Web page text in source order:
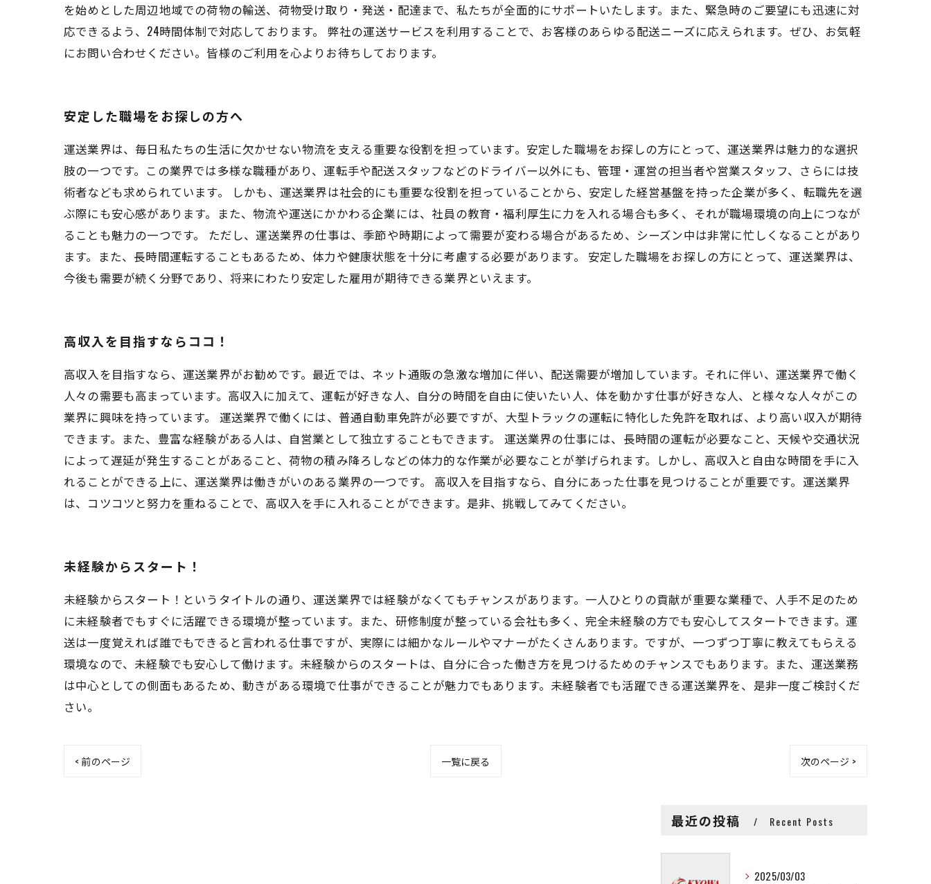
を始めとした周辺地域での荷物の輸送、荷物受け取り・発送・配達まで、私たちが全面的にサポートいたします。また、緊急時のご要望にも迅速に対
応できるよう、24時間体制で対応しております。 弊社の運送サービスを利用することで、お客様のあらゆる配送ニーズに応えられます。ぜひ、お気軽
にお問い合わせください。皆様のご利用を心よりお待ちしております。
安定した職場をお探しの方へ
運送業界は、毎日私たちの生活に欠かせない物流を支える重要な役割を担っています。安定した職場をお探しの方にとって、運送業界は魅力的な選択
肢の一つです。この業界では多様な職種があり、運転手や配送スタッフなどのドライバー以外にも、管理・運営の担当者や営業スタッフ、さらには技
術者なども求められています。 しかも、運送業界は社会的にも重要な役割を担っていることから、安定した経営基盤を持った企業が多く、転職先を選
ぶ際にも安心感があります。また、物流や運送にかかわる企業には、社員の教育・福利厚生に力を入れる場合も多く、それが職場環境の向上につなが
ることも魅力の一つです。 ただし、運送業界の仕事は、季節や時期によって需要が変わる場合があるため、シーズン中は非常に忙しくなることがあり
ます。また、長時間運転することもあるため、体力や健康状態を十分に考慮する必要があります。 安定した職場をお探しの方にとって、運送業界は、
今後も需要が続く分野であり、将来にわたり安定した雇用が期待できる業界といえます。
高収入を目指すならココ！
高収入を目指すなら、運送業界がお勧めです。最近では、ネット通販の急激な増加に伴い、配送需要が増加しています。それに伴い、運送業界で働く
人々の需要も高まっています。高収入に加えて、運転が好きな人、自分の時間を自由に使いたい人、体を動かす仕事が好きな人、と様々な人々がこの
業界に興味を持っています。 運送業界で働くには、普通自動車免許が必要ですが、大型トラックの運転に特化した免許を取れば、より高い収入が期待
できます。また、豊富な経験がある人は、自営業として独立することもできます。 運送業界の仕事には、長時間の運転が必要なこと、天候や交通状況
によって遅延が発生することがあること、荷物の積み降ろしなどの体力的な作業が必要なことが挙げられます。しかし、高収入と自由な時間を手に入
れることができる上に、運送業界は働きがいのある業界の一つです。 高収入を目指すなら、自分にあった仕事を見つけることが重要です。運送業界
は、コツコツと努力を重ねることで、高収入を手に入れることができます。是非、挑戦してみてください。
未経験からスタート！
未経験からスタート！というタイトルの通り、運送業界では経験がなくてもチャンスがあります。一人ひとりの貢献が重要な業種で、人手不足のため
に未経験者でもすぐに活躍できる環境が整っています。また、研修制度が整っている会社も多く、完全未経験の方でも安心してスタートできます。運
送は一度覚えれば誰でもできると言われる仕事ですが、実際には細かなルールやマナーがたくさんあります。ですが、一つずつ丁寧に教えてもらえる
環境なので、未経験でも安心して働けます。未経験からのスタートは、自分に合った働き方を見つけるためのチャンスでもあります。また、運送業務
は中心としての側面もあるため、動きがある環境で仕事ができることが魅力でもあります。未経験者でも活躍できる運送業界を、是非一度ご検討くだ
さい。
< 前のページ 一覧に戻る 次のページ >
最近の投稿 Recent Posts
2025/03/03